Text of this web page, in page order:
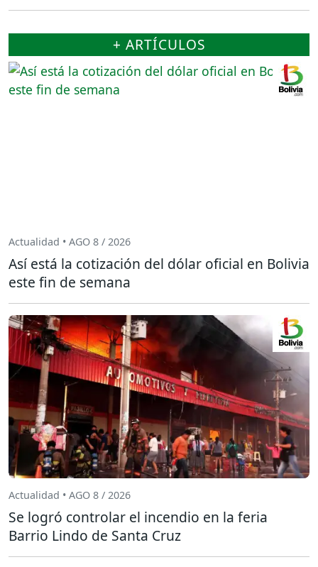
+ ARTÍCULOS
Actualidad • AGO 8 / 2026
Así está la cotización del dólar oficial en Bolivia
este fin de semana
Actualidad • AGO 8 / 2026
Se logró controlar el incendio en la feria
Barrio Lindo de Santa Cruz